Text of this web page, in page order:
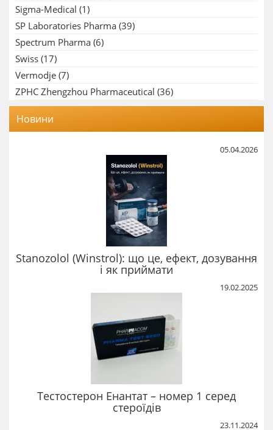
Sigma-Medical (1)
SP Laboratories Pharma (39)
Spectrum Pharma (6)
Swiss (17)
Vermodje (7)
ZPHC Zhengzhou Pharmaceutical (36)
Новини
05.04.2026
Stanozolol (Winstrol): що це, ефект, дозування
і як приймати
19.02.2025
Тестостерон Енантат – номер 1 серед
стероїдів
23.11.2024